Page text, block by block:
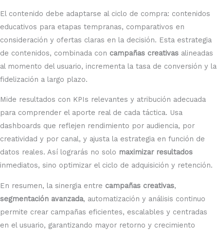
El contenido debe adaptarse al ciclo de compra: contenidos
educativos para etapas tempranas, comparativos en
consideración y ofertas claras en la decisión. Esta estrategia
de contenidos, combinada con campañas creativas alineadas
al momento del usuario, incrementa la tasa de conversión y la
fidelización a largo plazo.
Mide resultados con KPIs relevantes y atribución adecuada
para comprender el aporte real de cada táctica. Usa
dashboards que reflejen rendimiento por audiencia, por
creatividad y por canal, y ajusta la estrategia en función de
datos reales. Así lograrás no solo maximizar resultados
inmediatos, sino optimizar el ciclo de adquisición y retención.
En resumen, la sinergia entre campañas creativas,
segmentación avanzada, automatización y análisis continuo
permite crear campañas eficientes, escalables y centradas
en el usuario, garantizando mayor retorno y crecimiento